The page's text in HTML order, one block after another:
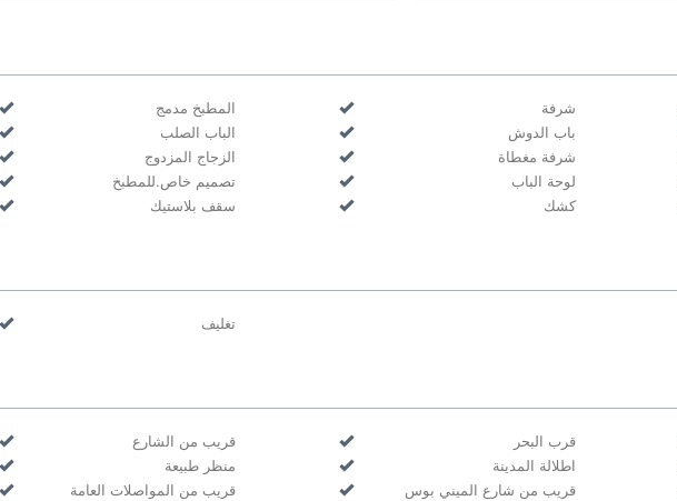
المطبخ مدمج شرفة
الباب الصلب
باب الدوش
الزجاج المزدوج
شرفة مغطاة
تصميم خاص.للمطبخ
لوحة الباب
سقف بلاستيك
كشك
تغليف
قريب من الشارع قرب البحر
منظر طبيعة
اطلالة المدينة
قريب من المواصلات العامة
قريب من شارع الميني بوس